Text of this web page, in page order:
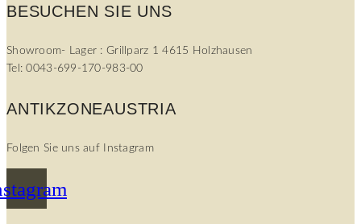
BESUCHEN SIE UNS
Showroom- Lager : Grillparz 1 4615 Holzhausen
Tel: 0043-699-170-983-00
ANTIKZONEAUSTRIA
Folgen Sie uns auf Instagram